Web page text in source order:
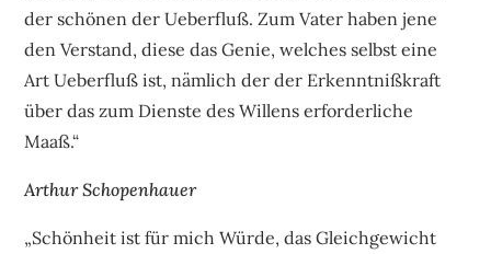
der schönen der Ueberfluß. Zum Vater haben jene
den Verstand, diese das Genie, welches selbst eine
Art Ueberfluß ist, nämlich der der Erkenntnißkraft
über das zum Dienste des Willens erforderliche
Maaß.“
Arthur Schopenhauer
„Schönheit ist für mich Würde, das Gleichgewicht